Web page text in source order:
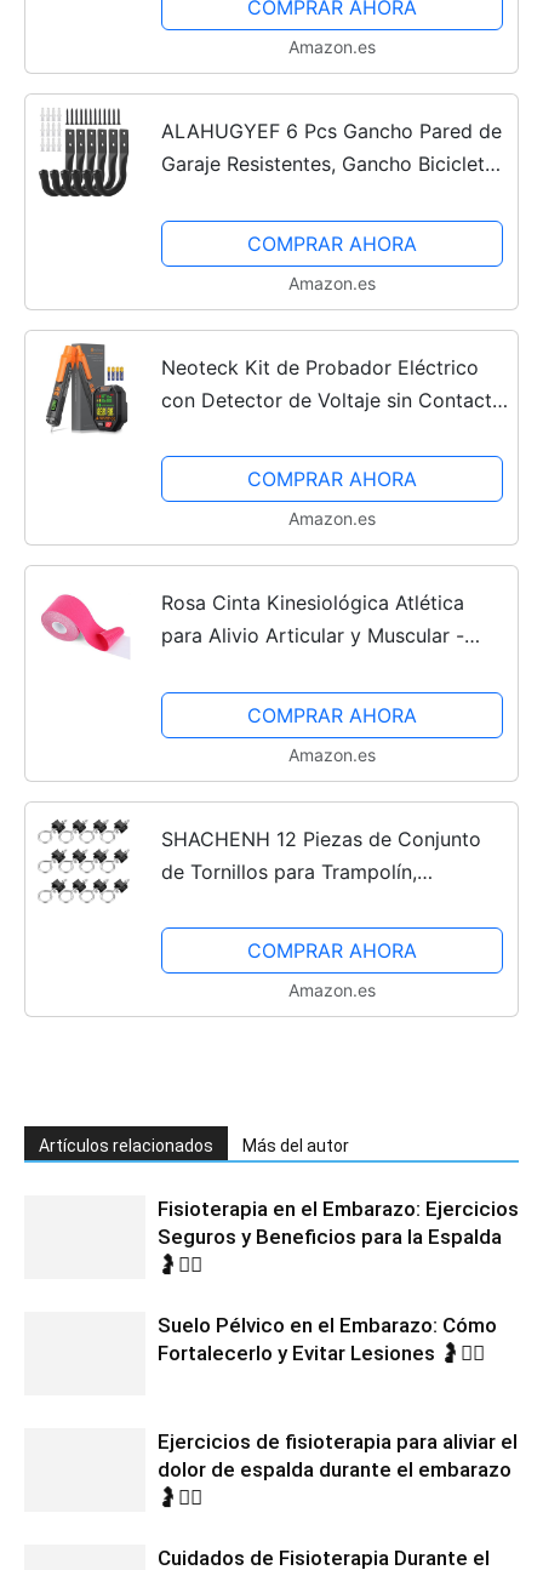
COMPRAR AHORA
Amazon.es
ALAHUGYEF 6 Pcs Gancho Pared de
Garaje Resistentes, Gancho Bicicleta
Negro, Soporte Ganchos en J para
Herramientas de Jardín...
COMPRAR AHORA
Amazon.es
Neoteck Kit de Probador Eléctrico
con Detector de Voltaje sin Contacto
Comprobador de Enchufe GFCI para
Hogar y Electricistas
COMPRAR AHORA
Amazon.es
Rosa Cinta Kinesiológica Atlética
para Alivio Articular y Muscular -
de Ancho x 5 m de Largo
COMPRAR AHORA
Amazon.es
SHACHENH 12 Piezas de Conjunto
de Tornillos para Trampolín,
de Trampolín, Accesorios de
Trampolín, Tornillos de Fijación...
COMPRAR AHORA
Amazon.es
Artículos relacionados Más del autor
Fisioterapia en el Embarazo: Ejercicios
Seguros y Beneficios para la Espalda
🤰💆‍♀️
Suelo Pélvico en el Embarazo: Cómo
Fortalecerlo y Evitar Lesiones 🤰🧘‍♀️
Ejercicios de fisioterapia para aliviar el
dolor de espalda durante el embarazo
🤰🧘‍♀️
Cuidados de Fisioterapia Durante el